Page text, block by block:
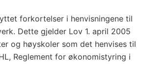
forkortelser i henvisningene til
Dette gjelder Lov 1. april 2005
og høyskoler som det henvises til
Reglement for økonomistyring i